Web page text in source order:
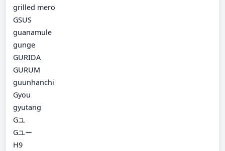
grilled mero
GSUS
guanamule
gunge
GURIDA
GURUM
guunhanchi
Gyou
gyutang
Gユ
Gユー
H9